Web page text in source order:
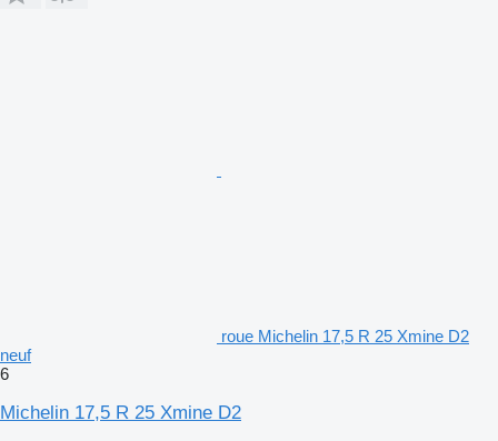
roue Michelin 17,5 R 25 Xmine D2
neuf
6
Michelin 17,5 R 25 Xmine D2